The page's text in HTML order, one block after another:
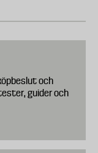
och
guider och